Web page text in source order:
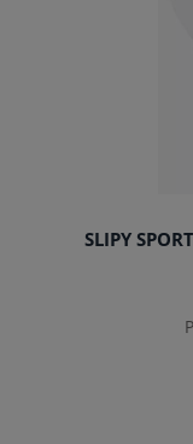
SLIPY